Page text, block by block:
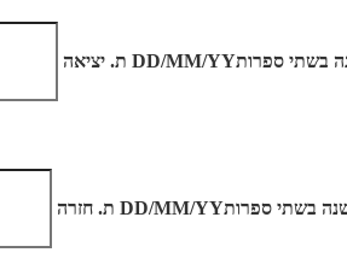
ת. יציאה DD/MM/YYבשתי ספרות
ת. חזרה DD/MM/YY